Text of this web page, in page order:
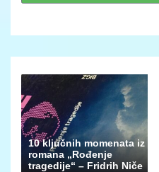
10 ključnih momenata iz
romana „Rođenje
tragedije“ – Fridrih Niče